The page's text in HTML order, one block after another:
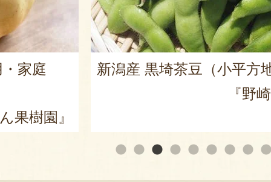
家庭
果樹園』
新潟産 黒埼茶豆（小平方
『野